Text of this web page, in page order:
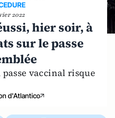
2022
hier soir, à
sur le passe
vaccinal risque
d'Atlantico